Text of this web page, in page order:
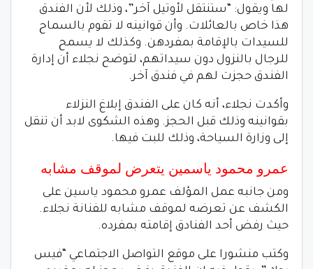
لها ويقول: “ستنتقل ﻷوتيل آخر”، وذلك لأن الفندق
هذا خاص بالعائلات. وأن قوانينه لا تقوم بالسماح
للسيدات بالإقامة بمفردهن. وكذلك لا يسمح
للرجال بالنزول دون سيداتهم، لتوضح نجلاء أن إدارة
الفندق حجزت لهم في فندق آخر.
وأكدت نجلاء، أنه كان على الفندق إبلاغ النزلاء
بقوانينه وذلك قبل الحجز. وهذه الشكوى لابد أن تنقل
إلى وزارة السياحة، وذلك للبت فيها.
عمرو محمود ياسمين يتعرض لموقف مشابه
ومن جانبه عمل المؤلف عمرو محمود ياسين على
الكشف عن تعرضه لموقف مشابه للفنانة نجلاء.
حيث رفض أحد الفنادق إقامته بمفرده.
وكتب منشورا على موقع التواصل الاجتماعي “فيس